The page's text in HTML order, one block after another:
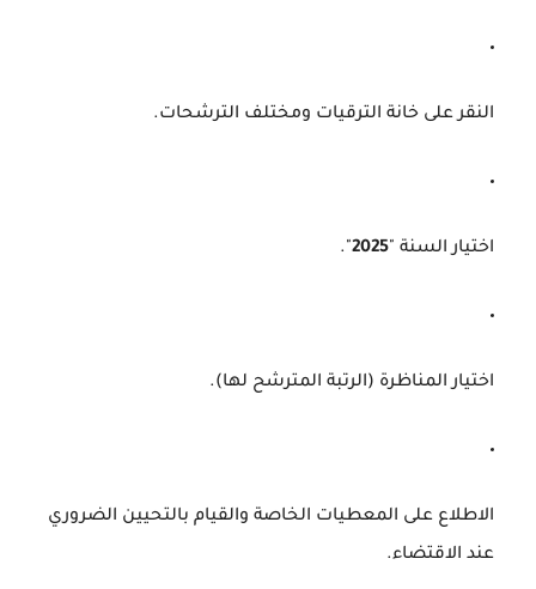
النقر على خانة الترقيات ومختلف الترشحات.
اختيار السنة "2025
".
اختيار المناظرة (الرتبة المترشح لها).
الاطلاع على المعطيات الخاصة والقيام بالتحيين الضروري
عند الاقتضاء.